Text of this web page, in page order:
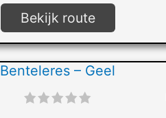
Bekijk route
Benteleres – Geel